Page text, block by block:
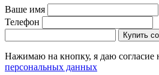
Ваше имя
Телефон
Купить
Нажимаю на кнопку, я даю согласие
персональных данных